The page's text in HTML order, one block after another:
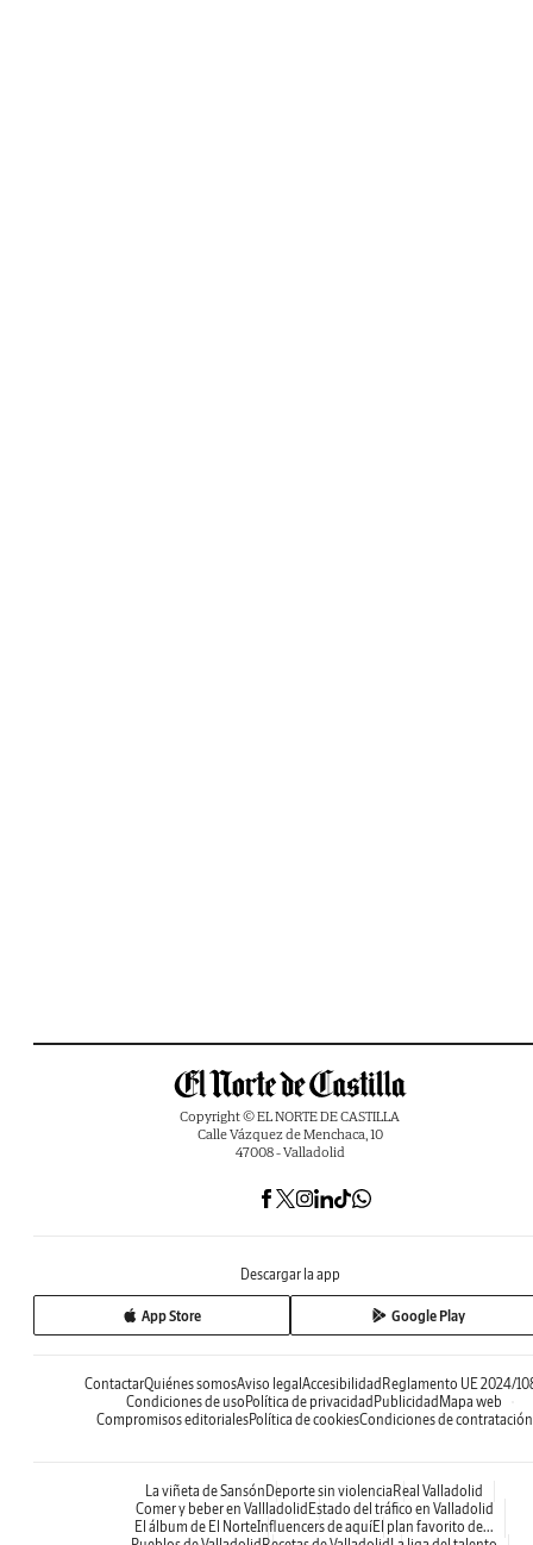
Copyright © EL NORTE DE CASTILLA
Calle Vázquez de Menchaca, 10
47008 - Valladolid
Descargar la app
App Store Google Play
ContactarQuiénes somosAviso legal Accesibilidad Reglamento UE 2024/
Condiciones de uso Política de privacidad Publicidad Mapa web
Compromisos editorialesPolítica de cookiesCondiciones de contratación
La viñeta de Sansón Deporte sin violencia Real Valladolid
Comer y beber en Vallladolid Estado del tráfico en Valladolid
El álbum de El NorteInfluencers de aquíEl plan favorito de...